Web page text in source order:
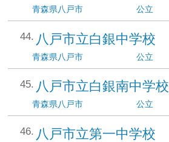
青森県八戸市 公立
八戸市立白銀中学校
青森県八戸市 公立
八戸市立白銀南中学校
青森県八戸市 公立
八戸市立第一中学校